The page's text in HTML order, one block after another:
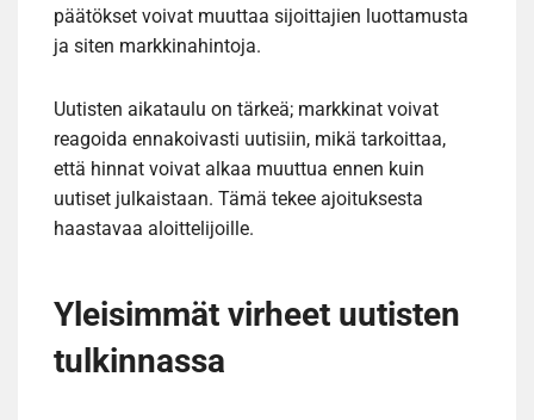
päätökset voivat muuttaa sijoittajien luottamusta
ja siten markkinahintoja.
Uutisten aikataulu on tärkeä; markkinat voivat
reagoida ennakoivasti uutisiin, mikä tarkoittaa,
että hinnat voivat alkaa muuttua ennen kuin
uutiset julkaistaan. Tämä tekee ajoituksesta
haastavaa aloittelijoille.
Yleisimmät virheet uutisten
tulkinnassa